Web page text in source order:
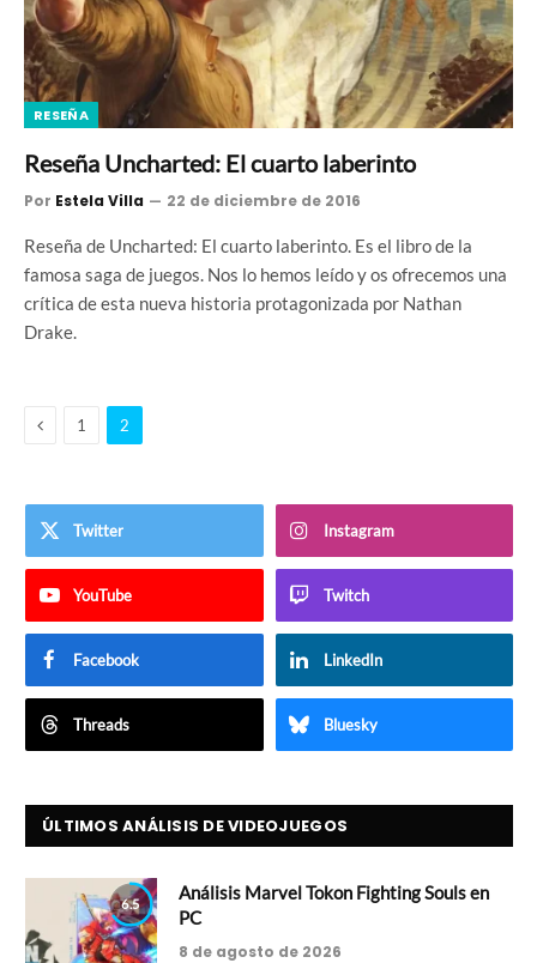
RESEÑA
Reseña Uncharted: El cuarto laberinto
Por Estela Villa 22 de diciembre de 2016
Reseña de Uncharted: El cuarto laberinto. Es el libro de la
famosa saga de juegos. Nos lo hemos leído y os ofrecemos una
crítica de esta nueva historia protagonizada por Nathan
Drake.
Anterior
1 2
Twitter Instagram
YouTube Twitch
Facebook LinkedIn
Threads Bluesky
ÚLTIMOS ANÁLISIS DE VIDEOJUEGOS
6.5
Análisis Marvel Tokon Fighting Souls en
PC
8 de agosto de 2026